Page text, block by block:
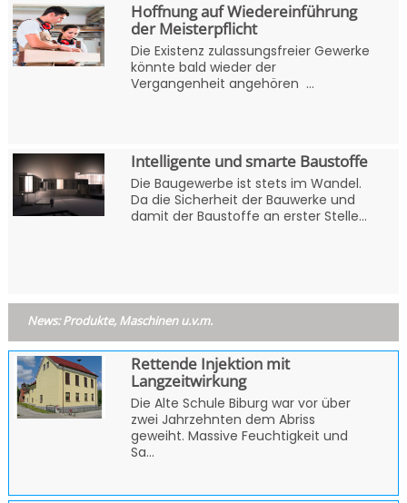
Hoffnung auf Wiedereinführung
der Meisterpflicht
Die Existenz zulassungsfreier Gewerke
könnte bald wieder der
Vergangenheit angehören ...
Intelligente und smarte Baustoffe
Die Baugewerbe ist stets im Wandel.
Da die Sicherheit der Bauwerke und
damit der Baustoffe an erster Stelle...
News: Produkte, Maschinen u.v.m.
Rettende Injektion mit
Langzeitwirkung
Die Alte Schule Biburg war vor über
zwei Jahrzehnten dem Abriss
geweiht. Massive Feuchtigkeit und
Sa...